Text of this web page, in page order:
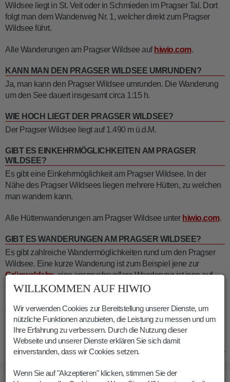
Wildsee liegt in St. Veit oder in Schmieden im Pragser Tal. Dort
folgt man dem Wanderweg Nr. 1, welcher direkt zum Pragser
Wildsee führt.
Alle Wanderungen am Pragser Wildsee auf hiwio.com.
KANN MAN DEN PRAGSER WILDSEE UMRUNDEN?
Ja, man kann den Pragser Wildsee umrunden. Die Wanderung
um den See dauert insgesamt circa 1:15 h.
WIE HOCH LIEGT DER PRAGSER WILDSEE?
Der Pragser Wildsee liegt auf 1.490 m ü.d.M.
GIBT ES EINKEHRMÖGLICHKEITEN AM PRAGSER
WILDSEE?
Es gibt eine Einkehrmöglichkeit am Pragser Wildsee. In der
Nähe des Pragser Wildsees liegen mehrere Hütten, zu welchen
man wandern kann.
Alle Hüttenwanderungen am Pragser Wildsee unter hiwio.com.
GIBT ES WANDERUNGEN AM PRAGSER WILDSEE?
Es gibt zahlreiche Wandermöglichkeiten rund um den Pragser
Wildsee. Eine kurze Wanderung ist zum Beispiel jene zur
Grünwaldalm, eine anspruchsvollere Wanderung ist jene auf
denSeekofel.
Alle Wanderungen am Pragser Wildsee aufhiwio.com.
28.08.2017
BILDER PRAGSER WILDSEE
WILLKOMMEN AUF HIWIO
Wir verwenden Cookies zur Bereitstellung unserer Dienste, um
nützliche Funktionen anzubieten, die Leistung zu messen und um
Ihre Erfahrung zu verbessern. Durch die Nutzung dieser
Webseite und unserer Dienste erklären Sie sich damit
einverstanden, dass wir Cookies setzen.
Wenn Sie auf "Akzeptieren" klicken, stimmen Sie der